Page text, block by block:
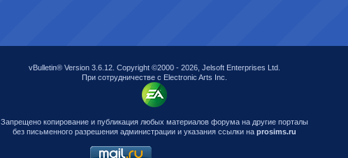
vBulletin® Version 3.6.12. Copyright ©2000 - 2026, Jelsoft Enterprises Ltd.
При сотрудничестве с Electronic Arts Inc.
Запрещено копирование и публикация любых материалов форума на другие порталы
без письменного разрешения администрации и указания ссылки на prosims.ru